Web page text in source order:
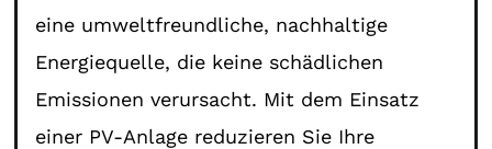
eine umweltfreundliche, nachhaltige
Energiequelle, die keine schädlichen
Emissionen verursacht. Mit dem Einsatz
einer PV-Anlage reduzieren Sie Ihre